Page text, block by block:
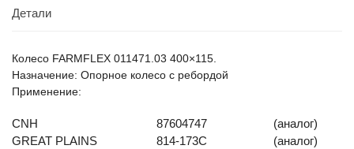
Детали
Колесо FARMFLEX 011471.03 400×115.
Назначение: Опорное колесо с ребордой
Применение:
CNH 87604747
(аналог)
GREAT PLAINS
814-173C
(аналог)